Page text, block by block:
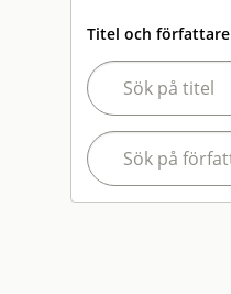
Titel och författare